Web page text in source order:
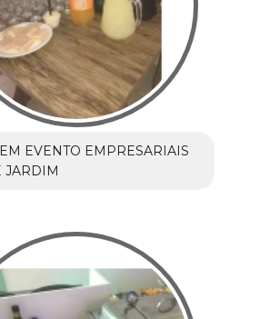
EVENTO EMPRESARIAIS
JARDIM